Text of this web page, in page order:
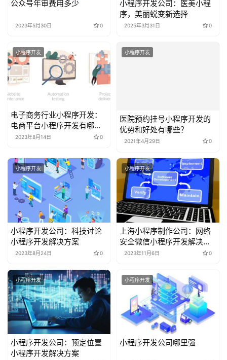
公众号年审费用多少
2023年5月30日 0
小程序开发公司：医美小程
序，美丽蜕变新选择
2025年3月31日 0
小程序开发
电子商务行业小程序开发：
电商平台小程序开发有哪些
功能
2023年8月14日 0
小程序开发
医院预约挂号小程序开发的
优势和好处有哪些？
2021年4月29日 0
小程序开发
小程序开发公司：科技讨论
小程序开发解决方案
2023年8月24日 0
小程序开发
上海小程序制作公司：网络
安全微信小程序开发解决方
案2023年11月6日 0
小程序开发
小程序开发公司：预定位置
小程序开发解决方案
小程序开发
小程序开发公司哪里强